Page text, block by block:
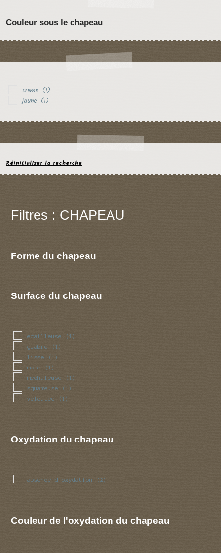
Couleur sous le chapeau
creme (1)
jaune (1)
Réinitialiser la recherche
Filtres : CHAPEAU
Forme du chapeau
Surface du chapeau
ecailleuse (1)
glabre (1)
lisse (1)
mate (1)
mechuleuse (1)
squameuse (1)
veloutee (1)
Oxydation du chapeau
absence d oxydation (2)
Couleur de l'oxydation du chapeau